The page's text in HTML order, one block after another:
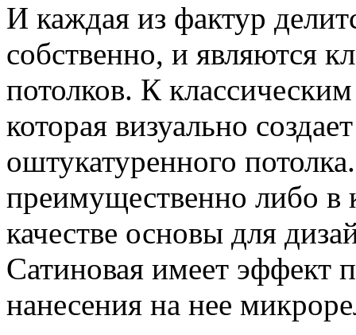
И каждая из фактур
собственно, и являются
потолков. К
которая визуально
оштукатуренного
преимущественно либо в
качестве основы для
Сатиновая имеет эффект
нанесения на нее